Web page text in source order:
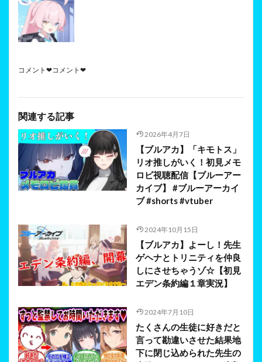
コメント❤コメント❤
関連する記事
2026年4月7日
【ブルアカ】「キモトス」
リオ推しがいく！初見メモ
ロビ視聴配信【ブルーアー
カイブ】 #ブルーアーカイ
ブ #shorts #vtuber
2024年10月15日
【ブルアカ】よーし！先生
ゲヘナとトリニティを仲良
しにさせちゃうゾ☆【初見
エデン条約編１章実況】
2024年7月10日
たくさんの生徒に好きだと
言って勘違いさせた結果地
下に閉じ込められた先生の